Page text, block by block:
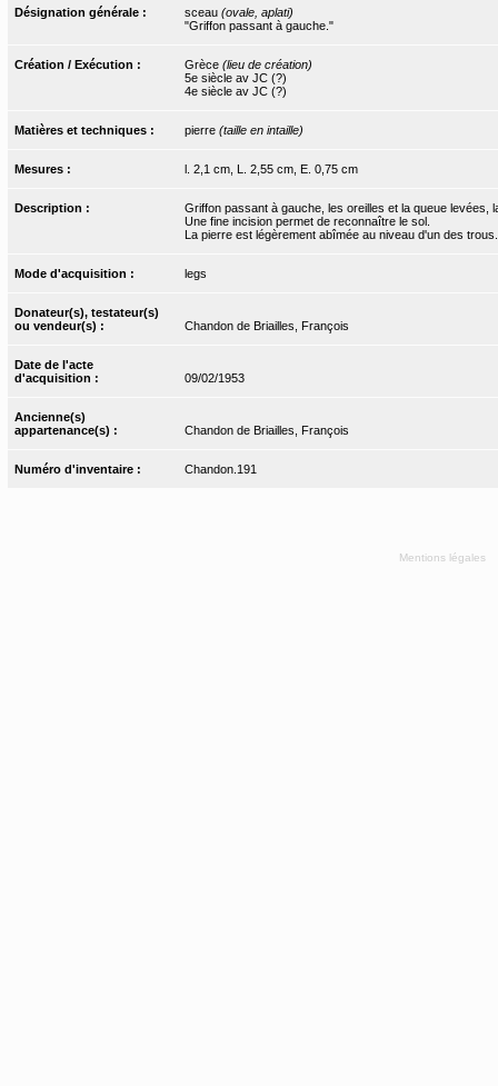
Désignation générale : sceau (ovale, aplati)
"Griffon passant à gauche."
Création / Exécution : Grèce (lieu de création)
5e siècle av JC (?)
4e siècle av JC (?)
Matières et techniques : pierre (taille en intaille)
Mesures : l. 2,1 cm, L. 2,55 cm, E. 0,75 cm
Description :
Griffon passant à gauche, les oreilles et la queue levées,
Une fine incision permet de reconnaître le sol.
La pierre est légèrement abîmée au niveau d'un des trous.
Mode d'acquisition : legs
Donateur(s), testateur(s)
ou vendeur(s) :
Chandon de Briailles, François
Date de l'acte
d'acquisition :
09/02/1953
Ancienne(s)
appartenance(s) :
Chandon de Briailles, François
Numéro d'inventaire : Chandon.191
Mentions légales